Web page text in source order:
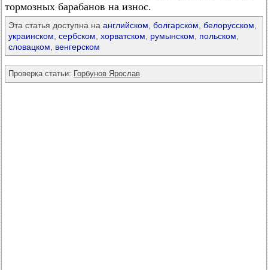
тормозных барабанов на износ.
Эта статья доступна на английском болгарском белорусском
украинском сербском хорватском румынском польском
словацком
венгерском
Проверка статьи: Горбунов Ярослав